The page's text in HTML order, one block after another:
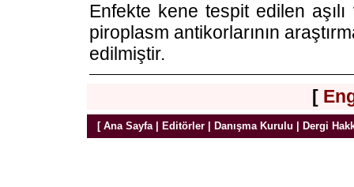
Enfekte kene tespit edilen aşılı
piroplasm antikorlarının
edilmiştir.
[
[ Ana Sayfa| Editörler| Danışma Kurulu Dergi